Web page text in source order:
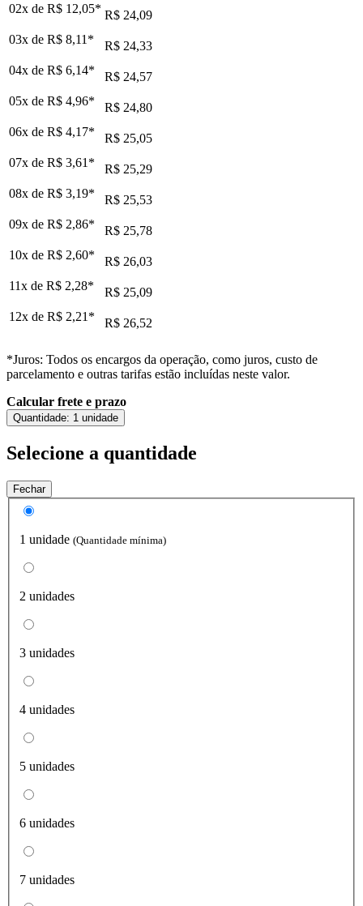
02x de R$ 12,05* R$ 24,09
03x de R$ 8,11 *
R$ 24,33
04x de R$ 6,14*
R$ 24,57
05x de R$ 4,96*
R$ 24,80
06x de R$ 4,17*
R$ 25,05
07x de R$ 3,61 *
R$ 25,29
08x de R$ 3,19*
R$ 25,53
09x de R$ 2,86*
R$ 25,78
10x de R$ 2,60*
R$ 26,03
11x de R$ 2,28*
R$ 25,09
12x de R$ 2,21 * R$ 26,52
*Juros: Todos os encargos da operação, como juros, custo de
parcelamento e outras tarifas estão incluídas neste valor.
Calcular frete e prazo
Quantidade: 1 unidade
Selecione a quantidade
Fechar
1 unidade (Quantidade mínima)
2 unidades
3 unidades
4 unidades
5 unidades
6 unidades
7 unidades